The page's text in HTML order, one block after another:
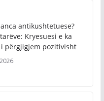
antikushtetuese?
Kryesuesi e ka
përgjigjem pozitivisht